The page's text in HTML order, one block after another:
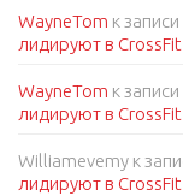
WayneTom к записи
лидируют в
WayneTom к записи
лидируют в
Williamevemy к
лидируют в